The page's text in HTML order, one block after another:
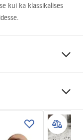
kui ka klassikalises